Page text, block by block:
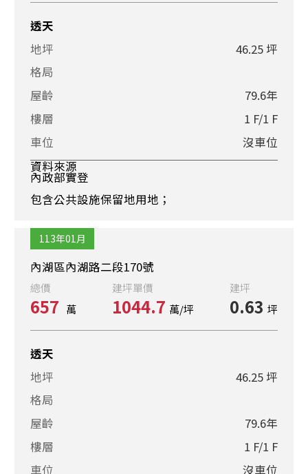
透天
地坪
46.25 坪
格局
屋齡
79.6年
樓層
1 F/1 F
車位
沒車位
資料來源
內政部實登
包含公共設施保留地用地；
113年01月
內湖區內湖路二段170號
總價
657 萬
建坪單價
1044.7 萬/坪
建坪
0.63 坪
透天
地坪
46.25 坪
格局
屋齡
79.6年
樓層
1 F/1 F
車位
沒車位